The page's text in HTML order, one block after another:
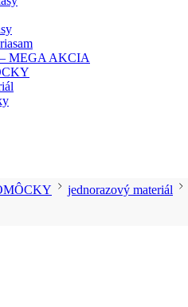
MEGA AKCIA
jednorazový materiál